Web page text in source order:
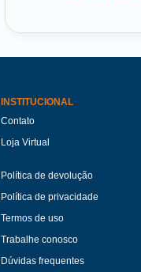
INSTITUCIONAL
Contato
Loja Virtual
Política de devolução
Política de privacidade
Termos de uso
Trabalhe conosco
Dúvidas frequentes